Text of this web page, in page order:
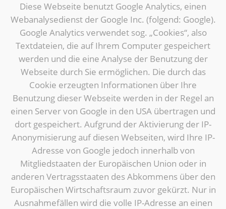
Diese Webseite benutzt Google Analytics, einen
Webanalysedienst der Google Inc. (folgend: Google).
Google Analytics verwendet sog. „Cookies“, also
Textdateien, die auf Ihrem Computer gespeichert
werden und die eine Analyse der Benutzung der
Webseite durch Sie ermöglichen. Die durch das
Cookie erzeugten Informationen über Ihre
Benutzung dieser Webseite werden in der Regel an
einen Server von Google in den USA übertragen und
dort gespeichert. Aufgrund der Aktivierung der IP-
Anonymisierung auf diesen Webseiten, wird Ihre IP-
Adresse von Google jedoch innerhalb von
Mitgliedstaaten der Europäischen Union oder in
anderen Vertragsstaaten des Abkommens über den
Europäischen Wirtschaftsraum zuvor gekürzt. Nur in
Ausnahmefällen wird die volle IP-Adresse an einen